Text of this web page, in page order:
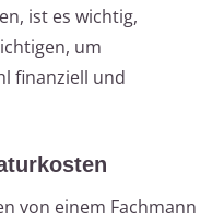
ist es wichtig,
um
finanziell und
von einem Fachmann